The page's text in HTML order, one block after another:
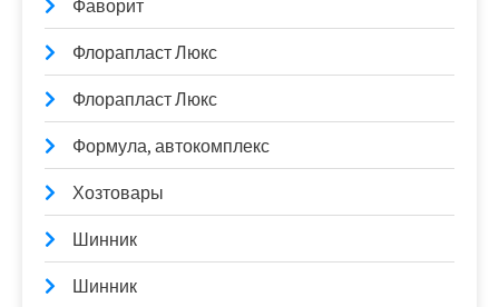
Фаворит
Флорапласт Люкс
Флорапласт Люкс
Формула, автокомплекс
Хозтовары
Шинник
Шинник